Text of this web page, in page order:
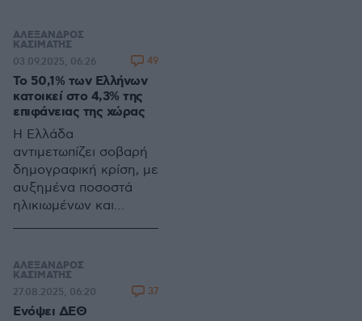
ΑΛΕΞΑΝΔΡΟΣ
ΚΑΣΙΜΑΤΗΣ
Το 50,1% των Ελλήνων
κατοικεί στο 4,3% της
επιφάνειας της χώρας
Η Ελλάδα
αντιμετωπίζει σοβαρή
δημογραφική κρίση, με
αυξημένα ποσοστά
ηλικιωμένων και
τις 1,26 γεννήσεις ανά
γυναίκα. Η αστυφιλία
εντείνει τις ανισότητες
στην πληθυσμιακή
03.09.2025, 06:26 49
ΑΛΕΞΑΝΔΡΟΣ
ΚΑΣΙΜΑΤΗΣ
Ενόψει ΔΕΘ
27.08.2025, 06:20 37